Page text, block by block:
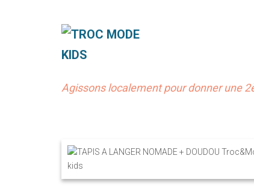
Agissons localement pour donner une